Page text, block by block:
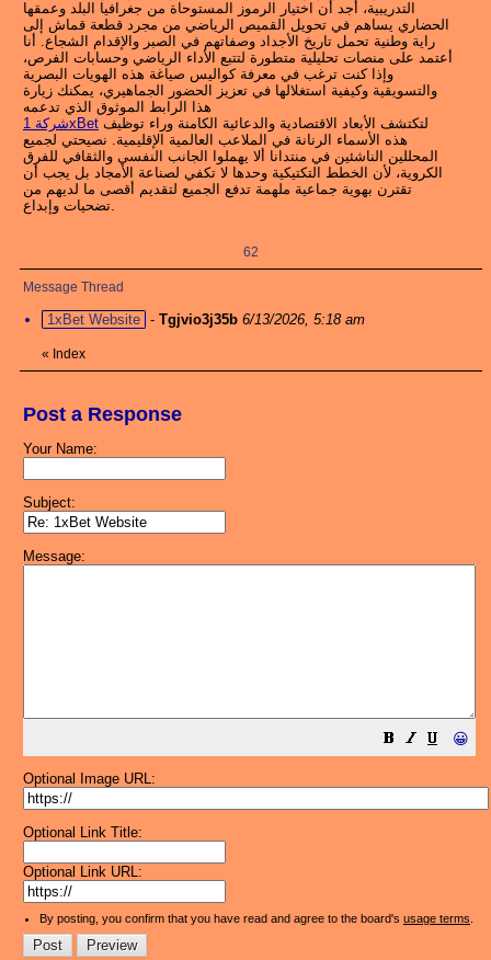
التدريبية، أجد أن اختيار الرموز المستوحاة من جغرافيا البلد وعمقها
الحضاري يساهم في تحويل القميص الرياضي من مجرد قطعة قماش إلى
راية وطنية تحمل تاريخ الأجداد وصفاتهم في الصبر والإقدام الشجاع. أنا
أعتمد على منصات تحليلية متطورة لتتبع الأداء الرياضي وحسابات الفرص،
وإذا كنت ترغب في معرفة كواليس صياغة هذه الهويات البصرية
والتسويقية وكيفية استغلالها في تعزيز الحضور الجماهيري، يمكنك زيارة
هذا الرابط الموثوق الذي تدعمه
شركة 1xBet
هذه الأسماء الرنانة في الملاعب العالمية الإقليمية. نصيحتي لجميع
المحللين الناشئين في منتدانا ألا يهملوا الجانب النفسي والثقافي للفرق
الكروية، لأن الخطط التكتيكية وحدها لا تكفي لصناعة الأمجاد بل يجب أن
تقترن بهوية جماعية ملهمة تدفع الجميع لتقديم أقصى ما لديهم من
تضحيات وإبداع.
62
Message Thread
1xBet Website - Tgjvio3j35b 6/13/2026, 5:18 am
« Index
Post a Response
Your Name:
Subject:
Message:
😀
Optional Image URL:
Optional Link Title:
Optional Link URL:
By posting, you confirm that you have read and agree to the board's usage terms